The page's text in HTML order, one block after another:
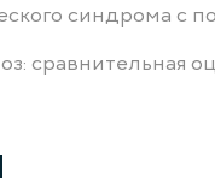
синдрома с
сравнительная